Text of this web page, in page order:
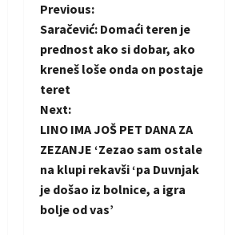
P
o
s
t
n
a
v
Previous:
Saračević: Domaći teren je
prednost ako si dobar, ako
kreneš loše onda on postaje
teret
Next:
LINO IMA JOŠ PET DANA ZA
ZEZANJE ‘Zezao sam ostale
na klupi rekavši ‘pa Duvnjak
je došao iz bolnice, a igra
bolje od vas’